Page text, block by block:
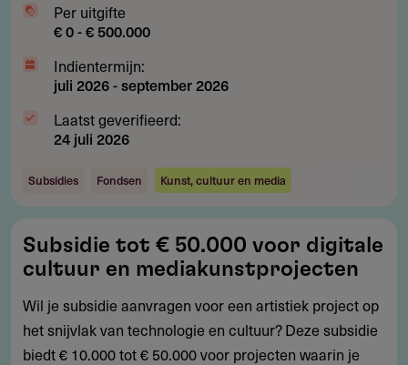
Per uitgifte
€ 0 - € 500.000
Indientermijn:
juli 2026-september 2026
Laatst geverifieerd:
24 juli 2026
Subsidies Fondsen Kunst, cultuur en media
tot
€
50.000
voor
digitale
Subsidie tot € 50.000 voor digitale
cultuur en mediakunstprojecten
Wil je subsidie aanvragen voor een artistiek project op
het snijvlak van technologie en cultuur? Deze subsidie
biedt € 10.000 tot € 50.000 voor projecten waarin je